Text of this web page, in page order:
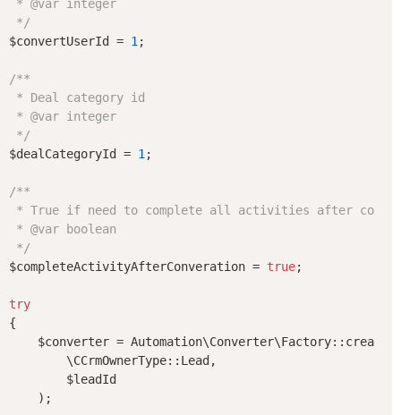
* @var integer
*/
$convertUserId = 1;
/**
* Deal category id
* @var integer
*/
$dealCategoryId = 1;
/**
* True if need to complete all activities after
* @var boolean
*/
$completeActivityAfterConveration = true;
try
{
    $converter = Automation\Converter\Factory::create(
        \CCrmOwnerType::Lead,
        $leadId
    );